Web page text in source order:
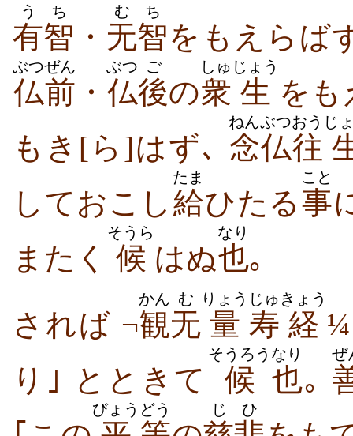
有智
うち
・ 无智
むち
をもえらば
仏前
ぶつぜん
・ 仏
ぶつ
後
ご
の衆
しゅ
生
じょう
を
もき[ら]はず､ 念仏
ねんぶつ
往
おう じ
しておこし 給
たま
ひたる事
こと
またく
候
そうら
はぬ也
なり
｡
されば ¬観
かん
无
む
量
りょう
寿
じゅ
経
きょう
り｣ とときて
候
そうろう
也
なり
｡
ぜ
びょう どう じひ